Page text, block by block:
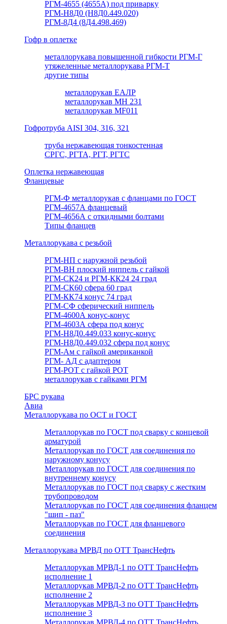
РГМ-4655 (4655А) под приварку
РГМ-Н8Д0 (Н8Д0.449.020)
РГМ-8Д4 (8Д4.498.469)
Гофр в оплетке
металлорукава повышенной гибкости РГМ-Г
утяжеленные металлорукава РГМ-Т
другие типы
металлорукав ЕАЛР
металлорукав МН 231
металлорукав MF011
Гофротруба AISI 304, 316, 321
труба нержавеющая тонкостенная
СРГС, РГТА, РГТ, РГТС
Оплетка нержавеющая
Фланцевые
РГМ-Ф металлорукав с фланцами по ГОСТ
РГМ-4657А фланцевый
РГМ-4656А с откидными болтами
Типы фланцев
Металлорукава с резьбой
РГМ-НП с наружной резьбой
РГМ-ВН плоский ниппель с гайкой
РГМ-СК24 и РГМ-КК24 24 град
РГМ-СК60 сфера 60 град
РГМ-КК74 конус 74 град
РГМ-СФ сферический ниппель
РГМ-4600А конус-конус
РГМ-4603А сфера под конус
РГМ-Н8Д0.449.033 конус-конус
РГМ-Н8Д0.449.032 сфера под конус
РГМ-Ам с гайкой американкой
РГМ- АД с адаптером
РГМ-РОТ с гайкой РОТ
металлорукав с гайками РГМ
БРС рукава
Авиа
Металлорукава по ОСТ и ГОСТ
Металлорукав по ГОСТ под сварку с концевой
арматурой
Металлорукав по ГОСТ для соединения по
наружному конусу
Металлорукав по ГОСТ для соединения по
внутреннему конусу
Металлорукав по ГОСТ под сварку с жестким
трубопроводом
Металлорукав по ГОСТ для соединения фланцем
"шип - паз"
Металлорукав по ГОСТ для фланцевого
соединения
Металлорукава МРВД по ОТТ ТрансНефть
Металлорукав МРВД-1 по ОТТ ТрансНефть
исполнение 1
Металлорукав МРВД-2 по ОТТ ТрансНефть
исполнение 2
Металлорукав МРВД-3 по ОТТ ТрансНефть
исполнение 3